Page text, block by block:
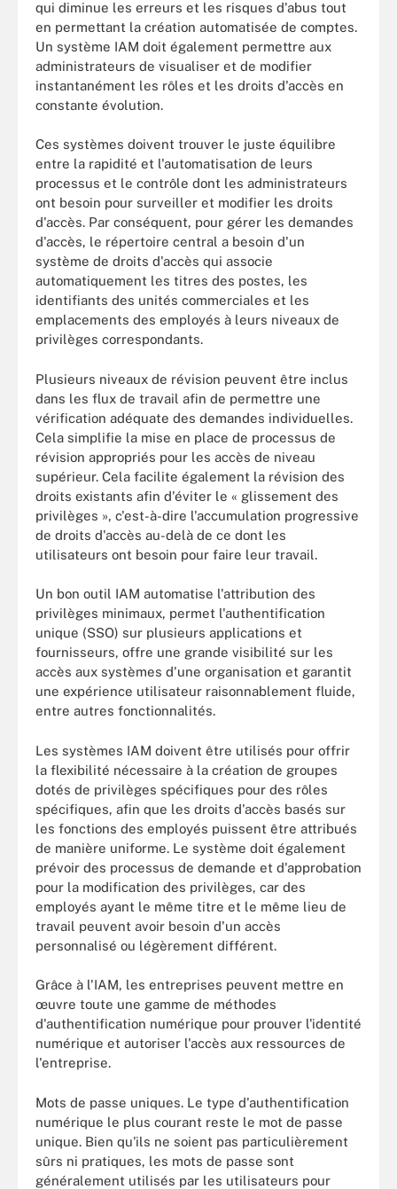
qui diminue les erreurs et les risques d'abus tout
en permettant la création automatisée de comptes.
Un système IAM doit également permettre aux
administrateurs de visualiser et de modifier
instantanément les rôles et les droits d'accès en
constante évolution.
Ces systèmes doivent trouver le juste équilibre
entre la rapidité et l'automatisation de leurs
processus et le contrôle dont les administrateurs
ont besoin pour surveiller et modifier les droits
d'accès. Par conséquent, pour gérer les demandes
d'accès, le répertoire central a besoin d'un
système de droits d'accès qui associe
automatiquement les titres des postes, les
identifiants des unités commerciales et les
emplacements des employés à leurs niveaux de
privilèges correspondants.
Plusieurs niveaux de révision peuvent être inclus
dans les flux de travail afin de permettre une
vérification adéquate des demandes individuelles.
Cela simplifie la mise en place de processus de
révision appropriés pour les accès de niveau
supérieur. Cela facilite également la révision des
droits existants afin d'éviter le « glissement des
privilèges », c'est-à-dire l'accumulation progressive
de droits d'accès au-delà de ce dont les
utilisateurs ont besoin pour faire leur travail.
Un bon outil IAM automatise l'attribution des
privilèges minimaux, permet l'authentification
unique (SSO) sur plusieurs applications et
fournisseurs, offre une grande visibilité sur les
accès aux systèmes d'une organisation et garantit
une expérience utilisateur raisonnablement fluide,
entre autres fonctionnalités.
Les systèmes IAM doivent être utilisés pour offrir
la flexibilité nécessaire à la création de groupes
dotés de privilèges spécifiques pour des rôles
spécifiques, afin que les droits d'accès basés sur
les fonctions des employés puissent être attribués
de manière uniforme. Le système doit également
prévoir des processus de demande et d'approbation
pour la modification des privilèges, car des
employés ayant le même titre et le même lieu de
travail peuvent avoir besoin d'un accès
personnalisé ou légèrement différent.
Grâce à l'IAM, les entreprises peuvent mettre en
œuvre toute une gamme de méthodes
d'authentification numérique pour prouver l'identité
numérique et autoriser l'accès aux ressources de
l'entreprise.
Mots de passe uniques. Le type d'authentification
numérique le plus courant reste le mot de passe
unique. Bien qu'ils ne soient pas particulièrement
sûrs ni pratiques, les mots de passe sont
généralement utilisés par les utilisateurs pour